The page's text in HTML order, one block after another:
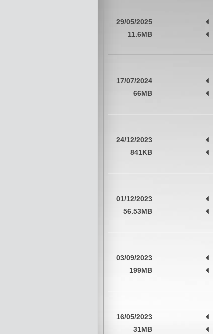
29/05/2025
11.6MB
17/07/2024
66MB
24/12/2023
841KB
01/12/2023
56.53MB
03/09/2023
199MB
16/05/2023
31MB